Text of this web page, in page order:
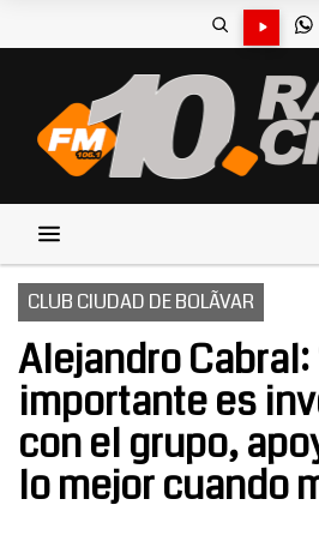
CLUB CIUDAD DE BOLÃ­VAR
Alejandro Cabral:
importante es
con el grupo,
lo mejor cuando